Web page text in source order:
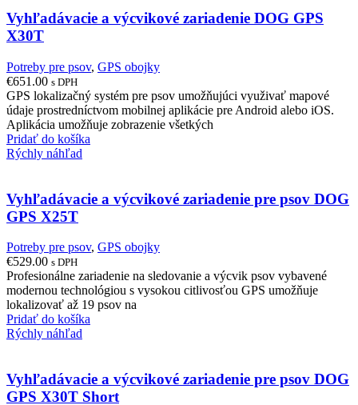
Vyhľadávacie a výcvikové zariadenie DOG GPS
X30T
Potreby pre psov, GPS obojky
€651.00 s DPH
GPS lokalizačný systém pre psov umožňujúci využivať mapové
údaje prostredníctvom mobilnej aplikácie pre Android alebo iOS.
Aplikácia umožňuje zobrazenie všetkých
Pridať do košíka
Rýchly náhľad
Vyhľadávacie a výcvikové zariadenie pre psov DOG
GPS X25T
Potreby pre psov, GPS obojky
€529.00 s DPH
Profesionálne zariadenie na sledovanie a výcvik psov vybavené
modernou technológiou s vysokou citlivosťou GPS umožňuje
lokalizovať až 19 psov na
Pridať do košíka
Rýchly náhľad
Vyhľadávacie a výcvikové zariadenie pre psov DOG
GPS X30T Short